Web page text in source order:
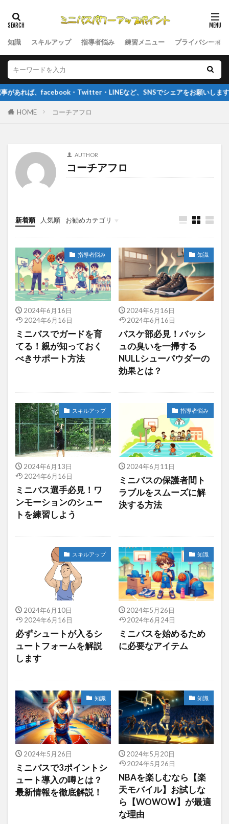
知識 スキルアップ 指導者悩み 練習メニュー プライバシーポ
、facebook・Twitter・LINEなど、SNSでシェアをお願いします
HOME コーチアフロ
AUTHOR
コーチアフロ
新着順 人気順 お勧めカテゴリ
指導者悩み
指導者悩み
2024年6月16日
2024年6月16日
ミニバスでガードを育
てる！親が知っておく
べきサポート方法
知識
2024年6月16日
2024年6月16日
バスケ部必見！バッシ
ュの臭いを一掃する
NULLシューパウダーの
効果とは？
スキルアップ
2024年6月13日
2024年6月16日
ミニバス選手必見！ワ
ンモーションのシュー
トを練習しよう
指導者悩み
2024年6月11日
ミニバスの保護者間ト
ラブルをスムーズに解
決する方法
スキルアップ
2024年6月10日
2024年6月16日
必ずシュートが入るシ
ュートフォームを解説
します
知識
2024年5月26日
2024年6月24日
ミニバスを始めるため
に必要なアイテム
知識
2024年5月26日
ミニバスで3ポイントシ
ュート導入の噂とは？
最新情報を徹底解説！
知識
2024年5月20日
2024年5月26日
NBAを楽しむなら【楽
天モバイル】お試しな
ら【WOWOW】が最適
な理由